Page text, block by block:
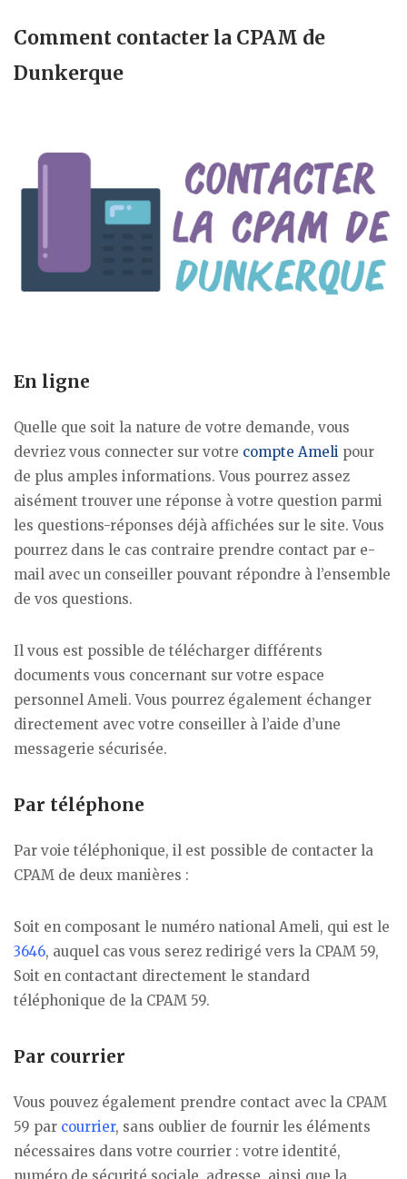
Comment contacter la CPAM de
Dunkerque
En ligne
Quelle que soit la nature de votre demande, vous
devriez vous connecter sur votre compte Ameli pour
de plus amples informations. Vous pourrez assez
aisément trouver une réponse à votre question parmi
les questions-réponses déjà affichées sur le site. Vous
pourrez dans le cas contraire prendre contact par e-
mail avec un conseiller pouvant répondre à l’ensemble
de vos questions.
Il vous est possible de télécharger différents
documents vous concernant sur votre espace
personnel Ameli. Vous pourrez également échanger
directement avec votre conseiller à l’aide d’une
messagerie sécurisée.
Par téléphone
Par voie téléphonique, il est possible de contacter la
CPAM de deux manières :
Soit en composant le numéro national Ameli, qui est le
3646, auquel cas vous serez redirigé vers la CPAM 59,
Soit en contactant directement le standard
téléphonique de la CPAM 59.
Par courrier
Vous pouvez également prendre contact avec la CPAM
59 par courrier, sans oublier de fournir les éléments
nécessaires dans votre courrier : votre identité,